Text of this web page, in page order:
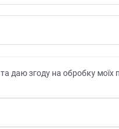
та даю згоду на обробку моїх